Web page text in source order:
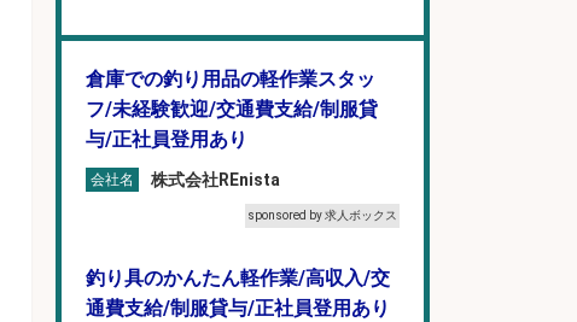
倉庫での釣り用品の軽作業スタッ
フ/未経験歓迎/交通費支給/制服貸
与/正社員登用あり
会社名 株式会社REnista
sponsored by 求人ボックス
釣り具のかんたん軽作業/高収入/交
通費支給/制服貸与/正社員登用あり